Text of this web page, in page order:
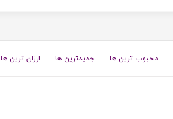
محبوب ترین ها جدیدترین ها ارزان ترین ها